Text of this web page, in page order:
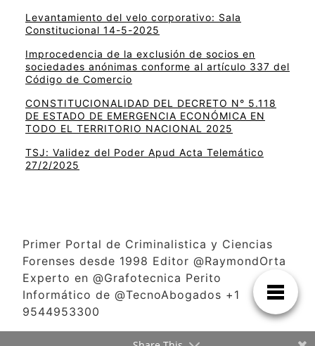
Levantamiento del velo corporativo: Sala
Constitucional 14-5-2025
Improcedencia de la exclusión de socios en
sociedades anónimas conforme al artículo 337 del
Código de Comercio
CONSTITUCIONALIDAD DEL DECRETO N° 5.118
DE ESTADO DE EMERGENCIA ECONÓMICA EN
TODO EL TERRITORIO NACIONAL 2025
TSJ: Validez del Poder Apud Acta Telemático
27/2/2025
Primer Portal de Criminalistica y Ciencias
Forenses desde 1998 Editor @RaymondOrta
Experto en @Grafotecnica Perito
Informático de @TecnoAbogados +1
9544953300